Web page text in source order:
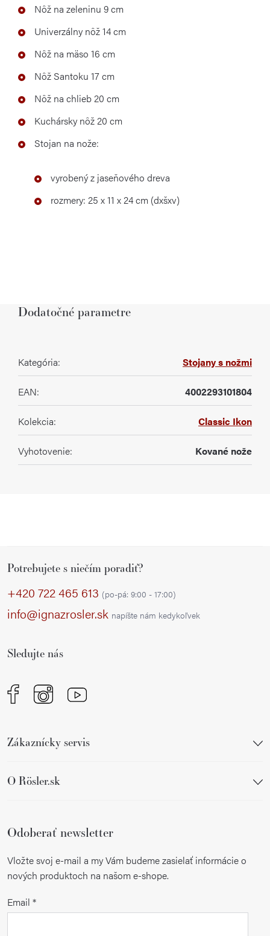
Nôž na zeleninu 9 cm
Univerzálny nôž 14 cm
Nôž na mäso 16 cm
Nôž Santoku 17 cm
Nôž na chlieb 20 cm
Kuchársky nôž 20 cm
Stojan na nože:
vyrobený z jaseňového dreva
rozmery: 25 x 11 x 24 cm (dxšxv)
Dodatočné parametre
Kategória: Stojany s nožmi
EAN: 4002293101804
Kolekcia: Classic Ikon
Vyhotovenie: Kované nože
Potrebujete s niečím poradiť?
+420 722 465 613 (po-pá: 9:00 - 17:00)
info@ignazrosler.sk napíšte nám kedykoľvek
Sledujte nás
Zákaznícky servis
O Rösler.sk
Odoberať newsletter
Vložte svoj e-mail a my Vám budeme zasielať informácie o
nových produktoch na našom e-shope.
Email